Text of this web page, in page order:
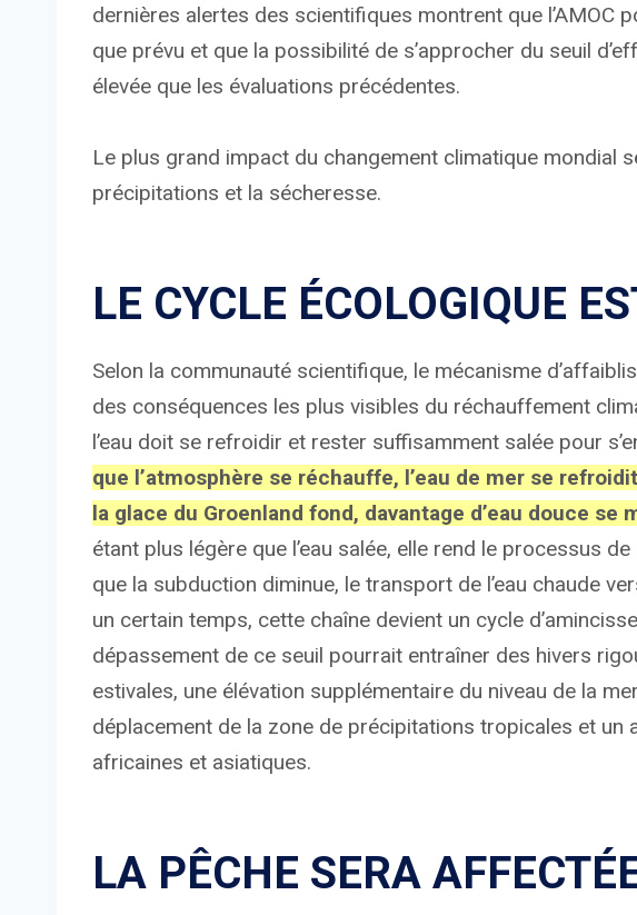
dernières alertes des scientifiques montrent que l’AMOC
que prévu et que la possibilité de s’approcher du seuil
élevée que les évaluations précédentes.
Le plus grand impact du changement climatique mondial
précipitations et la sécheresse.
LE CYCLE ÉCOLOGIQUE
Selon la communauté scientifique, le mécanisme
des conséquences les plus visibles du réchauffement
l’eau doit se refroidir et rester suffisamment salée pour
que l’atmosphère se réchauffe, l’eau de mer se
la glace du Groenland fond, davantage d’eau douce se
étant plus légère que l’eau salée, elle rend le processus
que la subduction diminue, le transport de l’eau chaude
un certain temps, cette chaîne devient un cycle
dépassement de ce seuil pourrait entraîner des hivers
estivales, une élévation supplémentaire du niveau de la
déplacement de la zone de précipitations tropicales et
africaines et asiatiques.
LA PÊCHE SERA